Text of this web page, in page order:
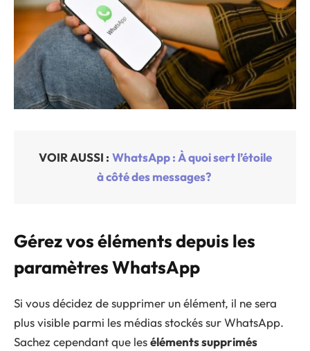
VOIR AUSSI : WhatsApp : À quoi sert l’étoile
à côté des messages?
Gérez vos éléments depuis les
paramètres WhatsApp
Si vous décidez de supprimer un élément, il ne sera
plus visible parmi les médias stockés sur WhatsApp.
Sachez cependant que leséléments supprimés